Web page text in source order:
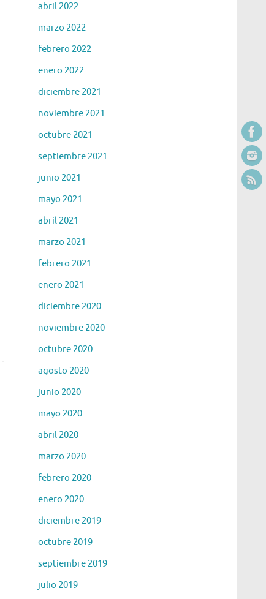
abril 2022
marzo 2022
febrero 2022
enero 2022
diciembre 2021
noviembre 2021
octubre 2021
septiembre 2021
junio 2021
mayo 2021
abril 2021
marzo 2021
febrero 2021
enero 2021
diciembre 2020
noviembre 2020
octubre 2020
agosto 2020
junio 2020
mayo 2020
abril 2020
marzo 2020
febrero 2020
enero 2020
diciembre 2019
octubre 2019
septiembre 2019
julio 2019